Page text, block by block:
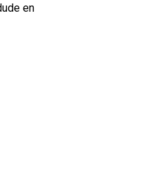
en